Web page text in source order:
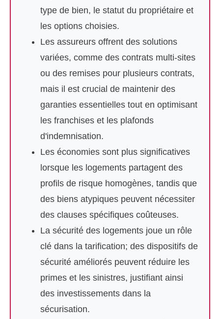
type de bien, le statut du propriétaire et
les options choisies.
Les assureurs offrent des solutions
variées, comme des contrats multi-sites
ou des remises pour plusieurs contrats,
mais il est crucial de maintenir des
garanties essentielles tout en optimisant
les franchises et les plafonds
d'indemnisation.
Les économies sont plus significatives
lorsque les logements partagent des
profils de risque homogènes, tandis que
des biens atypiques peuvent nécessiter
des clauses spécifiques coûteuses.
La sécurité des logements joue un rôle
clé dans la tarification; des dispositifs de
sécurité améliorés peuvent réduire les
primes et les sinistres, justifiant ainsi
des investissements dans la
sécurisation.